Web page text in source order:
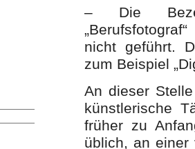
– Die
nicht geführt.
zum Beispiel
An dieser
künstlerische
früher zu
üblich, an einer